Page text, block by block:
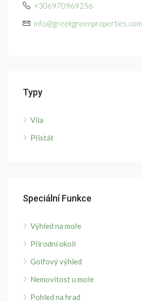
+306970969256
info@greekgreenproperties.com
Typy
Vila
Přistát
Speciální Funkce
Výhled na moře
Přírodní okolí
Golfový výhled
Nemovitost u moře
Pohled na hrad